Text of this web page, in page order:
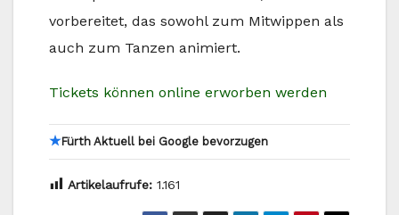
vorbereitet, das sowohl zum Mitwippen als
auch zum Tanzen animiert.
Tickets können online erworben werden
★Fürth Aktuell bei Google bevorzugen
Artikelaufrufe: 1.161